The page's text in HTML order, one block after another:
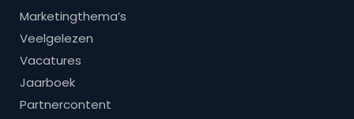
Marketingthema’s
Veelgelezen
Vacatures
Jaarboek
Partnercontent